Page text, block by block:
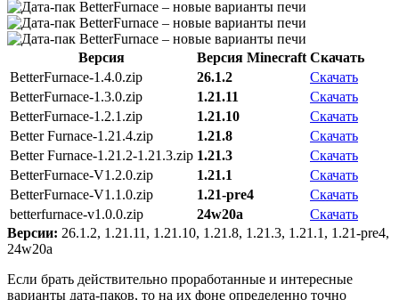
Версия Версия Minecraft Скачать
BetterFurnace-1.4.0.zip
26.1.2
Скачать
BetterFurnace-1.3.0.zip
1.21.11
Скачать
BetterFurnace-1.2.1.zip
1.21.10
Скачать
Better Furnace-1.21.4.zip
1.21.8
Скачать
Better Furnace-1.21.2-1.21.3.zip 1.21.3
Скачать
BetterFurnace-V1.2.0.zip
1.21.1
Скачать
BetterFurnace-V1.1.0.zip
1.21-pre4
Скачать
betterfurnace-v1.0.0.zip
24w20a
Скачать
Версии: 26.1.2, 1.21.11, 1.21.10, 1.21.8, 1.21.3, 1.21.1, 1.21-pre4,
24w20a
Если брать действительно проработанные и интересные
варианты дата-паков, то на их фоне определенно точно